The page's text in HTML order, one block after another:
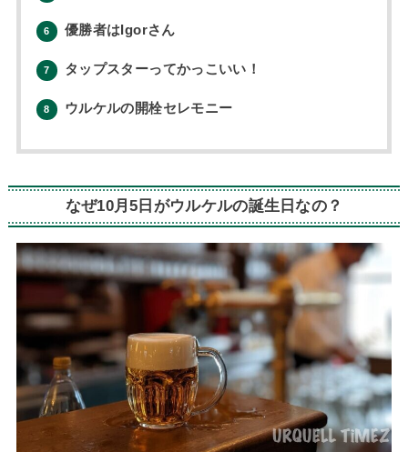
6 優勝者はIgorさん
7 タップスターってかっこいい！
8 ウルケルの開栓セレモニー
なぜ10月5日がウルケルの誕生日なの？